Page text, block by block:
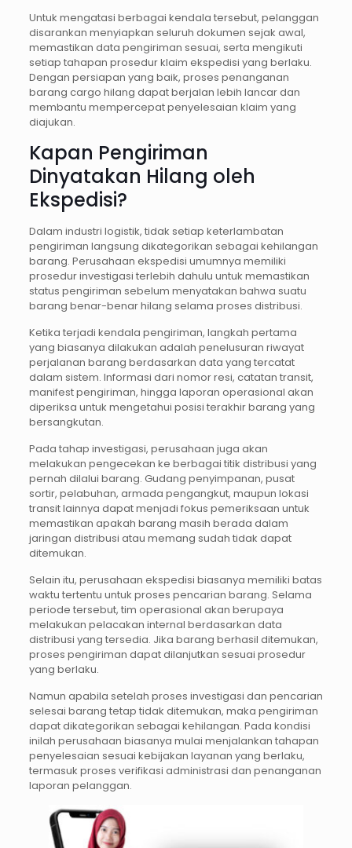
Untuk mengatasi berbagai kendala tersebut, pelanggan
disarankan menyiapkan seluruh dokumen sejak awal,
memastikan data pengiriman sesuai, serta mengikuti
setiap tahapan prosedur klaim ekspedisi yang berlaku.
Dengan persiapan yang baik, proses penanganan
barang cargo hilang dapat berjalan lebih lancar dan
membantu mempercepat penyelesaian klaim yang
diajukan.
Kapan Pengiriman
Dinyatakan Hilang oleh
Ekspedisi?
Dalam industri logistik, tidak setiap keterlambatan
pengiriman langsung dikategorikan sebagai kehilangan
barang. Perusahaan ekspedisi umumnya memiliki
prosedur investigasi terlebih dahulu untuk memastikan
status pengiriman sebelum menyatakan bahwa suatu
barang benar-benar hilang selama proses distribusi.
Ketika terjadi kendala pengiriman, langkah pertama
yang biasanya dilakukan adalah penelusuran riwayat
perjalanan barang berdasarkan data yang tercatat
dalam sistem. Informasi dari nomor resi, catatan transit,
manifest pengiriman, hingga laporan operasional akan
diperiksa untuk mengetahui posisi terakhir barang yang
bersangkutan.
Pada tahap investigasi, perusahaan juga akan
melakukan pengecekan ke berbagai titik distribusi yang
pernah dilalui barang. Gudang penyimpanan, pusat
sortir, pelabuhan, armada pengangkut, maupun lokasi
transit lainnya dapat menjadi fokus pemeriksaan untuk
memastikan apakah barang masih berada dalam
jaringan distribusi atau memang sudah tidak dapat
ditemukan.
Selain itu, perusahaan ekspedisi biasanya memiliki batas
waktu tertentu untuk proses pencarian barang. Selama
periode tersebut, tim operasional akan berupaya
melakukan pelacakan internal berdasarkan data
distribusi yang tersedia. Jika barang berhasil ditemukan,
proses pengiriman dapat dilanjutkan sesuai prosedur
yang berlaku.
Namun apabila setelah proses investigasi dan pencarian
selesai barang tetap tidak ditemukan, maka pengiriman
dapat dikategorikan sebagai kehilangan. Pada kondisi
inilah perusahaan biasanya mulai menjalankan tahapan
penyelesaian sesuai kebijakan layanan yang berlaku,
termasuk proses verifikasi administrasi dan penanganan
laporan pelanggan.